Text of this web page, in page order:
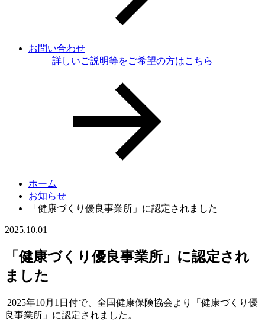
お問い合わせ
詳しいご説明等をご希望の方はこちら
ホーム
お知らせ
「健康づくり優良事業所」に認定されました
2025.10.01
「健康づくり優良事業所」に認定され
ました
2025年10月1日付で、全国健康保険協会より「健康づくり優
良事業所」に認定されました。